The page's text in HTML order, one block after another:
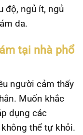
độ, ngủ ít, ngủ
da.
tại nhà phổ
người cảm thấy
Muốn khắc
dụng các
thể tự khỏi.